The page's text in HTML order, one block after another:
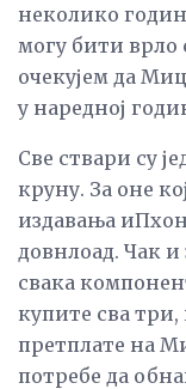
неколико
могу бити врло
очекујем да
у наредној
Све ствари су
круну. За оне
издавања
довнлоад. Чак и
свака
купите сва три,
претплате на
потребе да